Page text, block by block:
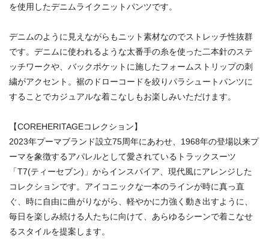
を使用したデニムライクニットパンツです。
デニムのように見えながらもニット素材なのでストレッチ性抜群
です。デニムに使われるような太番手の糸を使った二本針のステ
ッチワークや、バックポケットに施したフォームストリップの刺
繍がアクセント。裾のドローコードを絞りパラシュートパンツに
することでカジュアルな着こなしもお楽しみいただけます。
【COREHERITAGEコレクション】
2023年プーマブランド設立75周年にあわせ、1968年の登場以来プ
ーマを象徴するアパレルとして愛されているトラックスーツ
「T7(ティーセブン)」からインスパイア、現代風にアレンジした
コレクションです。アイコニックな一本のラインが時に真っ直
ぐ、時に自由に曲がりながら、軽やかに力強く動き出すように、
毎日を楽しみ続ける人たちに向けて、あらゆるシーンで着こなせ
るスタイルを提案します。